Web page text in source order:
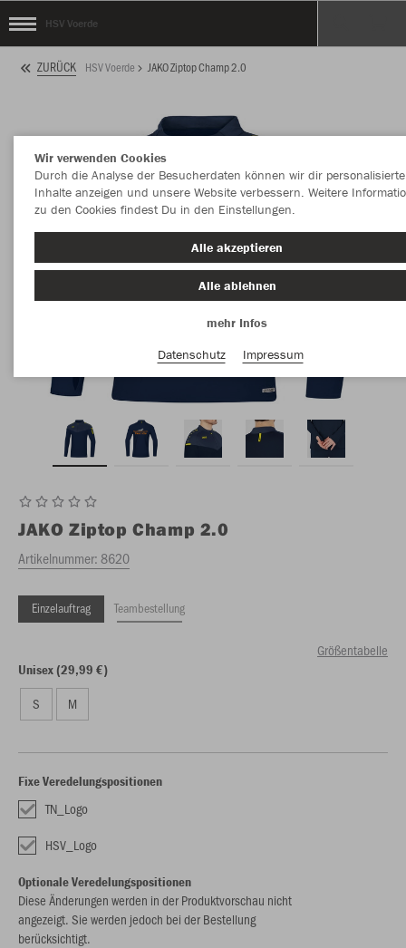
HSV Voerde
ZURÜCK HSV Voerde JAKO Ziptop Champ 2.0
JAKO Ziptop Champ 2.0
Artikelnummer:8620
Einzelauftrag Teambestellung
Größentabelle
Unisex (29,99 €)
S M
Fixe Veredelungspositionen
TN_Logo
HSV_Logo
Optionale Veredelungspositionen
Diese Änderungen werden in der Produktvorschau nicht
angezeigt. Sie werden jedoch bei der Bestellung
berücksichtigt.
Wir verwenden Cookies
Durch die Analyse der Besucherdaten können wir dir personalisierte
Inhalte anzeigen und unsere Website verbessern. Weitere
zu den Cookies findest Du in den Einstellungen.
Alle akzeptieren
Alle ablehnen
mehr Infos
Datenschutz
Impressum